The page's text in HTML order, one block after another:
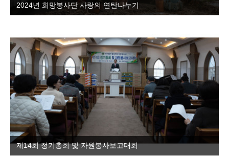
2024년 희망봉사단 사랑의 연탄나누기
제14회 정기총회 및 자원봉사보고대회